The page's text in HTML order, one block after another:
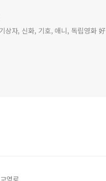
상자, 신화, 기호, 애니, 독립영화 好
역로